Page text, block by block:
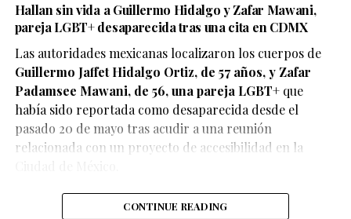
De acuerdo con el testimonio compartido por la pareja,
ambos se encontraban disfrutando de un momento de
afecto cuando fueron abordados por elementos de
seguridad, quienes les habrían advertido que debían
Hallan sin vida a Guillermo Hidalgo y Zafar Mawani,
pareja LGBT+ desaparecida tras una cita en CDMX
Las autoridades mexicanas localizaron los cuerpos de
Guillermo Jaffet Hidalgo Ortiz, de 57 años, y Zafar
Padamsee Mawani, de 56, una pareja LGBT+que
había sido reportada como desaparecida desde el
pasado 20 de mayo tras acudir a una reunión
relacionada con un proyecto de accesibilidad en la
CONTINUE READING